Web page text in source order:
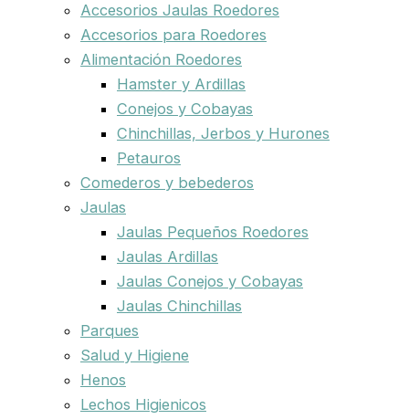
Accesorios Jaulas Roedores
Accesorios para Roedores
Alimentación Roedores
Hamster y Ardillas
Conejos y Cobayas
Chinchillas, Jerbos y Hurones
Petauros
Comederos y bebederos
Jaulas
Jaulas Pequeños Roedores
Jaulas Ardillas
Jaulas Conejos y Cobayas
Jaulas Chinchillas
Parques
Salud y Higiene
Henos
Lechos Higienicos